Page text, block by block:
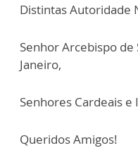
Distintas Autoridade
Senhor Arcebispo de
Janeiro,
Senhores Cardeais e
Queridos Amigos!